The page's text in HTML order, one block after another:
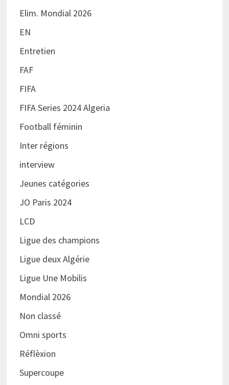
Elim. Mondial 2026
EN
Entretien
FAF
FIFA
FIFA Series 2024 Algeria
Football féminin
Inter régions
interview
Jeunes catégories
JO Paris 2024
LCD
Ligue des champions
Ligue deux Algérie
Ligue Une Mobilis
Mondial 2026
Non classé
Omni sports
Réflèxion
Supercoupe